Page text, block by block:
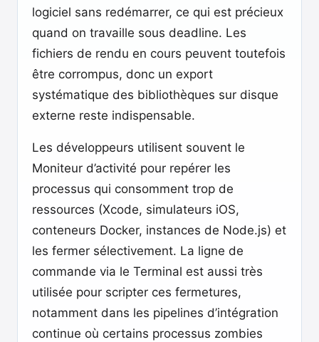
logiciel sans redémarrer, ce qui est précieux
quand on travaille sous deadline. Les
fichiers de rendu en cours peuvent toutefois
être corrompus, donc un export
systématique des bibliothèques sur disque
externe reste indispensable.
Les développeurs utilisent souvent le
Moniteur d’activité pour repérer les
processus qui consomment trop de
ressources (Xcode, simulateurs iOS,
conteneurs Docker, instances de Node.js) et
les fermer sélectivement. La ligne de
commande via le Terminal est aussi très
utilisée pour scripter ces fermetures,
notamment dans les pipelines d’intégration
continue où certains processus zombies